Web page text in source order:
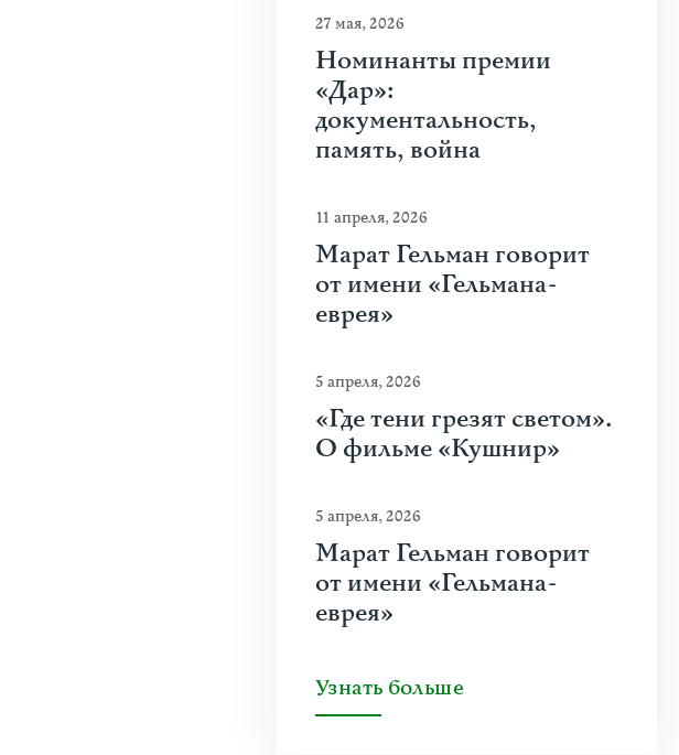
27 мая, 2026
Номинанты премии
«Дар»:
документальность,
память, война
11 апреля, 2026
Марат Гельман говорит
от имени «Гельмана-
еврея»
5 апреля, 2026
«Где тени грезят светом».
О фильме «Кушнир»
5 апреля, 2026
Марат Гельман говорит
от имени «Гельмана-
еврея»
Узнать больше